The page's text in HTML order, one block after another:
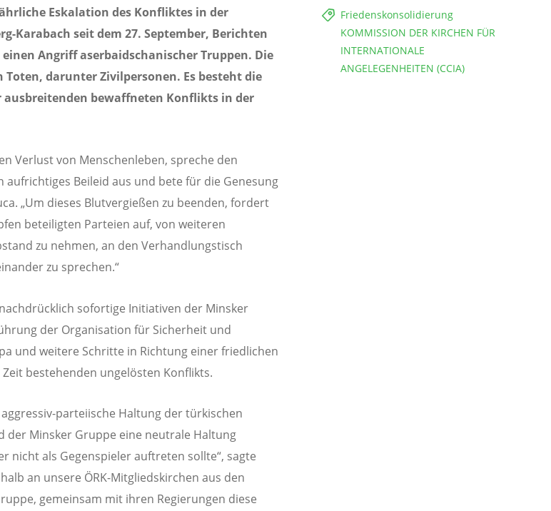
Friedenskonsolidierung
KOMMISSION DER KIRCHEN FÜR
INTERNATIONALE
ANGELEGENHEITEN (CCIA)
Eskalation des Konfliktes in der
Karabach seit dem 27. September, Berichten
Angriff aserbaidschanischer Truppen. Die
Toten, darunter Zivilpersonen. Es besteht die
ausbreitenden bewaffneten Konflikts in der
Verlust von Menschenleben, spreche den
Beileid aus und bete für die Genesung
„Um dieses Blutvergießen zu beenden, fordert
beteiligten Parteien auf, von weiteren
zu nehmen, an den Verhandlungstisch
zu sprechen.“
sofortige Initiativen der Minsker
der Organisation für Sicherheit und
und weitere Schritte in Richtung einer friedlichen
bestehenden ungelösten Konflikts.
parteiische Haltung der türkischen
der Minsker Gruppe eine neutrale Haltung
nicht als Gegenspieler auftreten sollte“, sagte
an unsere ÖRK-Mitgliedskirchen aus den
gemeinsam mit ihren Regierungen diese